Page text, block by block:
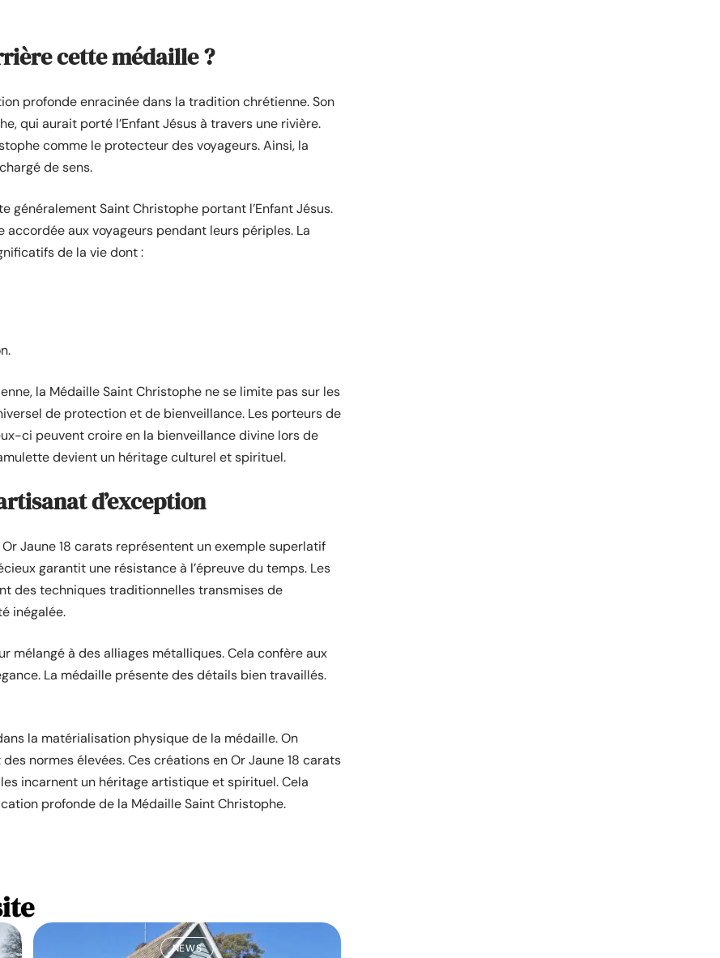
cette médaille ?
profonde enracinée dans la tradition chrétienne. Son
qui aurait porté l’Enfant Jésus à travers une rivière.
comme le protecteur des voyageurs. Ainsi, la
de sens.
généralement Saint Christophe portant l’Enfant Jésus.
aux voyageurs pendant leurs périples. La
de la vie dont :
la Médaille Saint Christophe ne se limite pas sur les
de protection et de bienveillance. Les porteurs de
ci peuvent croire en la bienveillance divine lors de
devient un héritage culturel et spirituel.
d’exception
Jaune 18 carats représentent un exemple superlatif
garantit une résistance à l’épreuve du temps. Les
des techniques traditionnelles transmises de
inégalée.
mélangé à des alliages métalliques. Cela confère aux
La médaille présente des détails bien travaillés.
la matérialisation physique de la médaille. On
normes élevées. Ces créations en Or Jaune 18 carats
incarnent un héritage artistique et spirituel. Cela
profonde de la Médaille Saint Christophe.
NEWS